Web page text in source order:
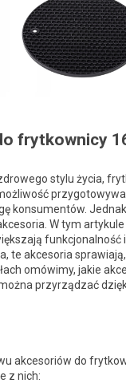
frytkownicy
stylu życia,
konsumentów.
W tym
funkcjonalność
te akcesoria
omówimy, jakie
przyrządzać
akcesoriów do
z nich: